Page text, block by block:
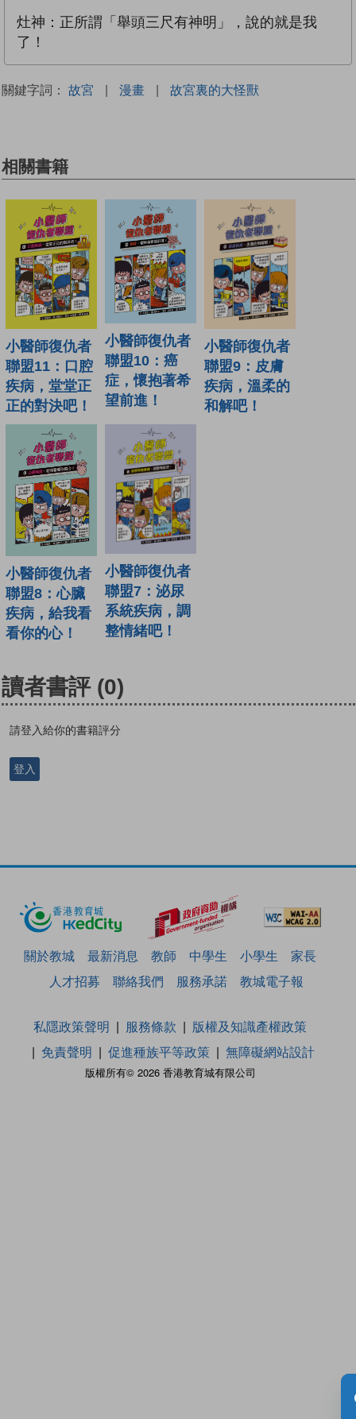
灶神：正所謂「舉頭三尺有神明」，說的就是我
了！
關鍵字詞： 故宮 | 漫畫 | 故宮裏的大怪獸
相關書籍
小醫師復仇者
聯盟11：口腔
疾病，堂堂正
正的對決吧！
小醫師復仇者
聯盟10：癌
症，懷抱著希
望前進！
小醫師復仇者
聯盟9：皮膚
疾病，溫柔的
和解吧！
小醫師復仇者
聯盟8：心臟
疾病，給我看
看你的心！
小醫師復仇者
聯盟7：泌尿
系統疾病，調
整情緒吧！
讀者書評 (0)
請登入給你的書籍評分
登入
關於教城 最新消息 教師 中學生 小學生
家長
人才招募
聯絡我們 服務承諾 教城電子報
版權所有© 2026 香港教育城有限公司
私隱政策聲明 服務條款
版權及知識產權政策
免責聲明
促進種族平等政策 無障礙網站設計